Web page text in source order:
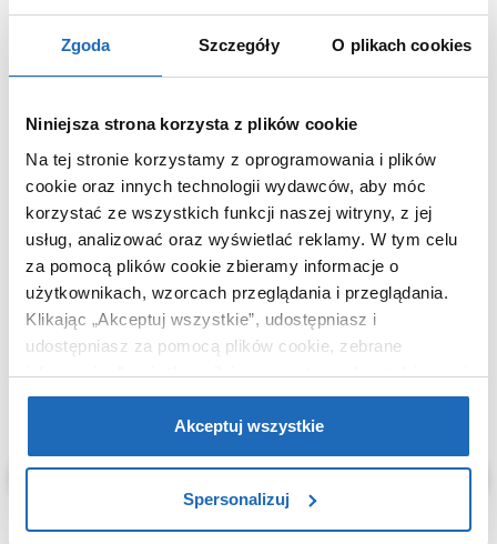
Zgoda Szczegóły O plikach cookies
Niniejsza strona korzysta z plików cookie
Na tej stronie korzystamy z oprogramowania i plików
cookie oraz innych technologii wydawców, aby móc
korzystać ze wszystkich funkcji naszej witryny, z jej
usług, analizować oraz wyświetlać reklamy. W tym celu
za pomocą plików cookie zbieramy informacje o
użytkownikach, wzorcach przeglądania i przeglądania.
Klikając „Akceptuj wszystkie”, udostępniasz i
udostępniasz za pomocą plików cookie, zebrane
informacje dla użytkowników zewnętrznych, a także nasi
partnerzy reklamowi.Jeśli chcesz, włącz „Tylko
wymagane pliki cookie”.Pamiętaj jednak, że
zablokowane niektóre pliki cookie mogą mieć wpływ na
Akceptuj wszystkie
Spersonalizuj
opakowaniem
Dane producenta Zobacz
WARTO DOKUPIĆ